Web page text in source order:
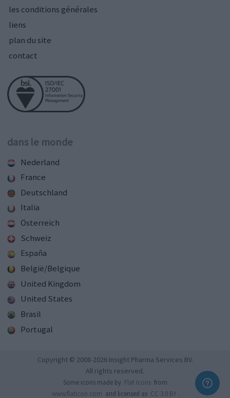
les conditions générales
liens
plan du site
contact
dans le monde
Nederland
France
Deutschland
Italia
Österreich
Schweiz
España
België/Belgique
United Kingdom
United States
Brasil
Portugal
Copyright © 2008-2026 Insight Pharma Services BV.
All rights reserved.
Some icons made by Flat Icons from
www.flaticon.com and licensed as CC 3.0 BY .